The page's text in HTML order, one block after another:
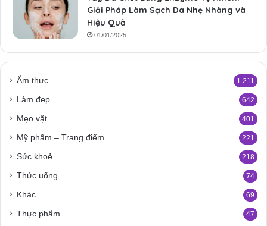
Giải Pháp Làm Sạch Da Nhẹ Nhàng và
Hiệu Quả
01/01/2025
Ẩm thực 1.211
Làm đẹp 642
Mẹo vặt 401
Mỹ phẩm – Trang điểm 221
Sức khoẻ 218
Thức uống 74
Khác 69
Thực phẩm 47